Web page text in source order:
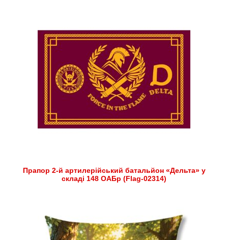
Прапор 2-й артилерійський батальйон «Дельта» у
складі 148 ОАБр (Flag-02314)